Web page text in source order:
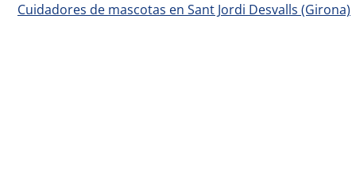
Cuidadores de mascotas en Sant Jordi Desvalls (Girona)